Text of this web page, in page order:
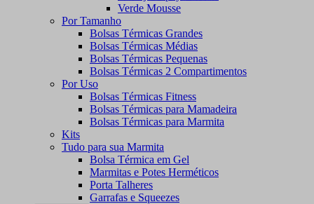
Verde Mousse
Por Tamanho
Bolsas Térmicas Grandes
Bolsas Térmicas Médias
Bolsas Térmicas Pequenas
Bolsas Térmicas 2 Compartimentos
Por Uso
Bolsas Térmicas Fitness
Bolsas Térmicas para Mamadeira
Bolsas Térmicas para Marmita
Kits
Tudo para sua Marmita
Bolsa Térmica em Gel
Marmitas e Potes Herméticos
Porta Talheres
Garrafas e Squeezes